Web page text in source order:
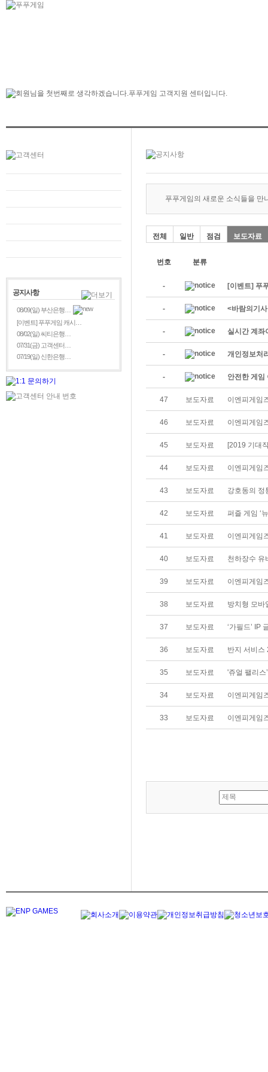
공지사항
08/09(일) 부산은행…
[이벤트] 푸푸게임 캐시…
08/02(일) 씨티은행…
07/31(금) 고객센터…
07/19(일) 신한은행…
푸푸게임의 새로운 소식들을 만
전체 일반 점검 보도자료
번호 분류
- [이벤트] 푸
- <바람의기
- 실시간 계좌
- 개인정보처
- 안전한 게임
47 보도자료 이엔피게임
46 보도자료 이엔피게임
45 보도자료 [2019 기대
44 보도자료 이엔피게임
43 보도자료 강호동의 정
42 보도자료 퍼즐 게임 ‘
41 보도자료 이엔피게임
40 보도자료 천하장수 유
39 보도자료 이엔피게임
38 보도자료 방치형 모바
37 보도자료 ‘가필드’ IP
36 보도자료 반지 서비스
35 보도자료 '쥬얼 팰리스
34 보도자료 이엔피게임
33 보도자료 이엔피게임